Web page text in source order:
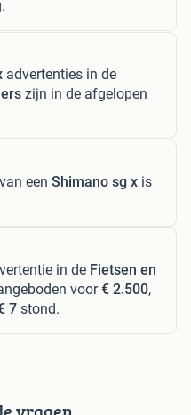
advertenties in de
zijn in de afgelopen
een Shimano sg x is
in de Fietsen en
voor€ 2.500,
7 stond.